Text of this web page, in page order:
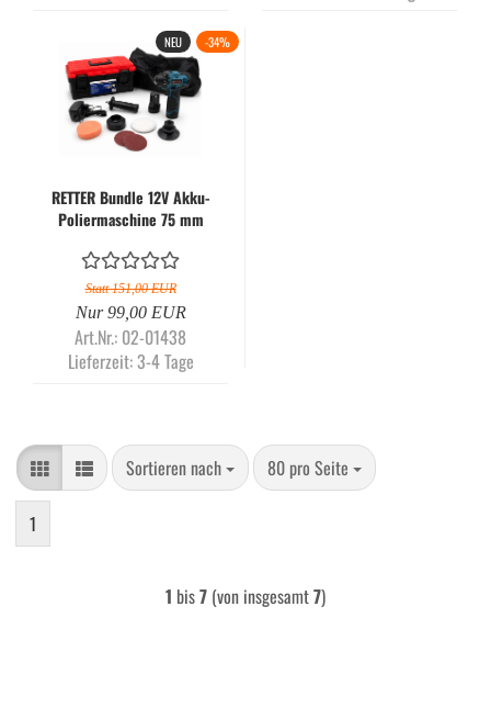
NEU -34%
RETTER Bundle 12V Akku-
Poliermaschine 75 mm
Reinigungsset 25-teilig
Statt 151,00 EUR
Nur 99,00 EUR
Art.Nr.: 02-01438
Lieferzeit:3-4 Tage
Sortieren nach
Sortieren nach 80 pro Seite
pro Seite
1
1 bis7 (von insgesamt7)